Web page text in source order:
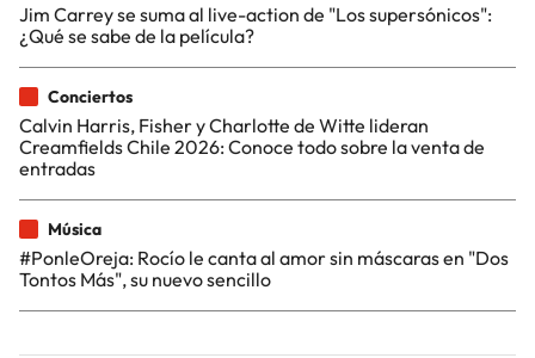
Jim Carrey se suma al live-action de "Los supersónicos":
¿Qué se sabe de la película?
Conciertos
Calvin Harris, Fisher y Charlotte de Witte lideran
Creamfields Chile 2026: Conoce todo sobre la venta de
entradas
Música
#PonleOreja: Rocío le canta al amor sin máscaras en "Dos
Tontos Más", su nuevo sencillo